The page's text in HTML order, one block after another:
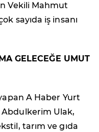
Vekili Mahmut
sayıda iş insanı
GELECEĞE UMUT
A Haber Yurt
Ulak,
tarım ve gıda